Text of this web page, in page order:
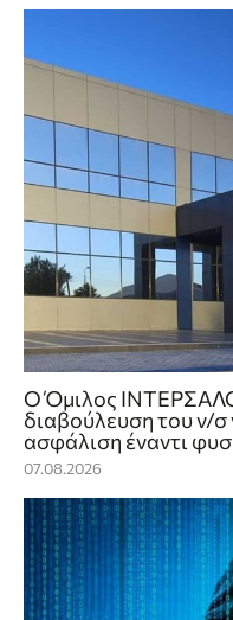
Ο Όμιλος
διαβούλευση του ν/σ
ασφάλιση έναντι
07.08.2026